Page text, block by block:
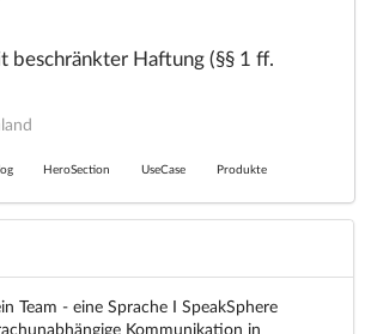
beschränkter Haftung (§§ 1 ff.
HeroSection UseCase Produkte
Team - eine Sprache I SpeakSphere
Kommunikation in